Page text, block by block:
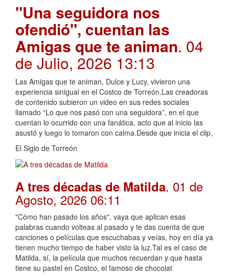
"Una seguidora nos
ofendió", cuentan las
Amigas que te animan. 04
de Julio, 2026 13:13
Las Amigas que te animan, Dulce y Lucy, vivieron una
experiencia sinigual en el Costco de Torreón.Las creadoras
de contenido subieron un video en sus redes sociales
llamado “Lo que nos pasó con una seguidora”, en el que
cuentan lo ocurrido con una fanática, acto que al inicio las
asustó y luego lo tomaron con calma.Desde que inicia el clip,
El Siglo de Torreón
A tres décadas de Matilda. 01 de
Agosto, 2026 06:11
"Cómo han pasado los años", vaya que aplican esas
palabras cuando volteas al pasado y te das cuenta de que
canciones o películas que escuchabas y veías, hoy en día ya
tienen mucho tiempo de haber visto la luz.Tal es el caso de
Matilda, sí, la película que muchos recuerdan y que hasta
tiene su pastel en Costco, el famoso de chocolat